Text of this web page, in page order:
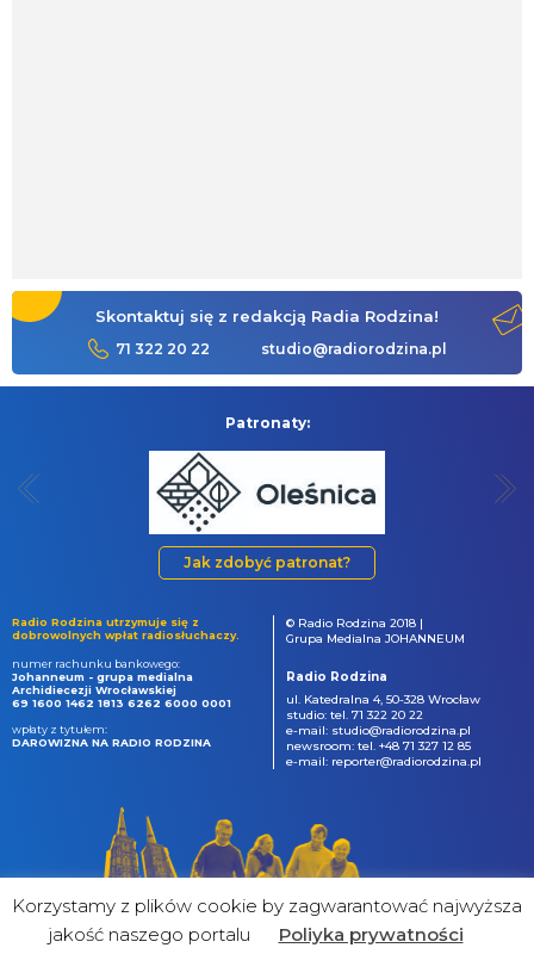
Skontaktuj się z redakcją Radia Rodzina!
71 322 20 22 studio@radiorodzina.pl
Patronaty:
Jak zdobyć patronat?
Radio Rodzina utrzymuje się z
dobrowolnych wpłat radiosłuchaczy.
numer rachunku bankowego:
Johanneum - grupa medialna
Archidiecezji Wrocławskiej
69 1600 1462 1813 6262 6000 0001
wpłaty z tytułem:
DAROWIZNA NA RADIO RODZINA
© Radio Rodzina 2018 |
Grupa Medialna JOHANNEUM
Radio Rodzina
ul. Katedralna 4, 50-328 Wrocław
studio: tel. 71 322 20 22
e-mail: studio@radiorodzina.pl
newsroom: tel. +48 71 327 12 85
e-mail: reporter@radiorodzina.pl
Korzystamy z plików cookie by zagwarantować najwyższa
jakość naszego portalu
Poliyka prywatności